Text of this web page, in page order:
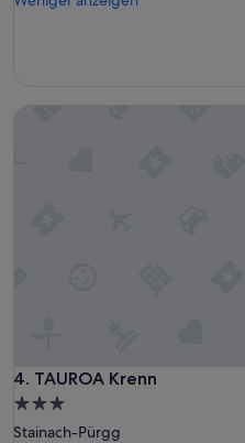
4. TAUROA Krenn
TAUROA Krenn
3.0-
Sterne-
Stainach-Pürgg